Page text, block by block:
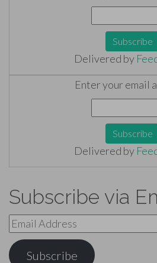
Delivered by
Enter your email
Delivered by
Subscribe via
Email
Address
Subscribe